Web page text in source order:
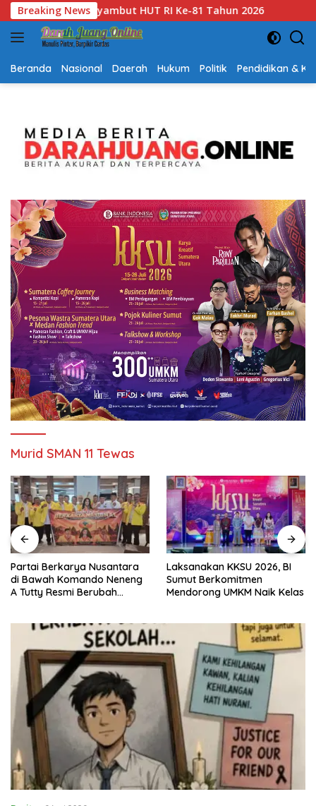
Langsung
ke
konten
Breaking NewsGubernur Kalsel H. Muhidin Apresiasi Polda Kalsel
Beranda Nasional Daerah Hukum Politik Pendidikan &
Murid SMAN 11 Tewas
Partai Berkarya Nusantara
di Bawah Komando Neneng
A Tutty Resmi Berubah
Laksanakan KKSU 2026, BI
Sumut Berkomitmen
Mendorong UMKM Naik Kelas